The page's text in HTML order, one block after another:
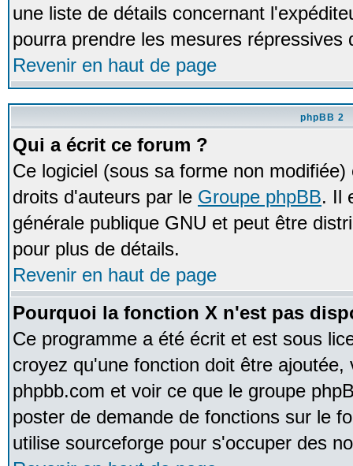
une liste de détails concernant
pourra prendre les mesures répressives
Revenir en haut de page
phpBB 2
Qui a écrit ce forum ?
Ce logiciel (sous sa forme non
droits d'auteurs par le Groupe phpBB. Il
générale publique GNU et peut être
pour plus de détails.
Revenir en haut de page
Pourquoi la fonction X n'est pas
Ce programme a été écrit et est sous
croyez qu'une fonction doit être
phpbb.com et voir ce que le groupe
poster de demande de fonctions sur le
utilise sourceforge pour s'occuper des